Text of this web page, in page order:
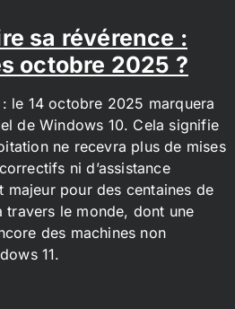
sa révérence :
octobre 2025 ?
le 14 octobre 2025 marquera
de Windows 10. Cela signifie
ne recevra plus de mises
ni d’assistance
majeur pour des centaines de
travers le monde, dont une
des machines non
11.